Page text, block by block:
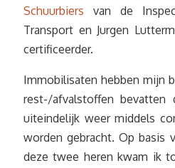
Schuurbiers van de
Transport en Jurgen
certificeerder.
Immobilisaten hebben mijn
rest-/afvalstoffen bevatten
uiteindelijk weer middels
worden gebracht. Op basis
deze twee heren kwam ik